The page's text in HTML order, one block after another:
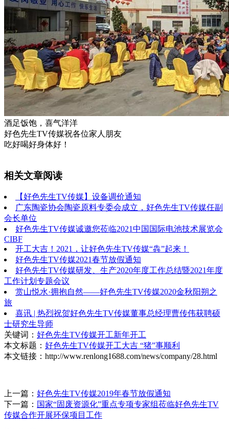
酒足饭饱，喜气洋洋
好色先生TV传媒祝各位家人朋友
吃好喝好身体好！
相关文章阅读
【好色先生TV传媒】设备调价通知
广东陶瓷协会陶瓷原料专委会成立，好色先生TV传媒任副
会长单位
好色先生TV传媒诚邀您莅临2021中国国际电池技术展览会
CIBF
开工大吉！2021，让好色先生TV传媒“犇”起来！
好色先生TV传媒2021春节放假通知
好色先生TV传媒研发、生产2020年度工作总结暨2021年度
工作计划专题会议
赏山悦水·拥抱自然——好色先生TV传媒2020金秋阳朔之
旅
喜讯 | 热烈祝贺好色先生TV传媒董事总经理曹传伟获聘硕
士研究生导师
关键词： 好色先生TV传媒开工新年开工
本文标题： 好色先生TV传媒开工大吉 “猪”事顺利
本文链接：http://www.renlong1688.com/news/company/28.html
上一篇： 好色先生TV传媒2019年春节放假通知
下一篇： 国家“固废资源化”重点专项专家组莅临好色先生TV
传媒合作开展环保项目工作